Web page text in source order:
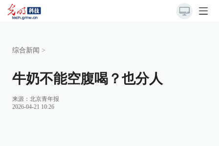
综合新闻 >
牛奶不能空腹喝？也分人
来源： 北京青年报
2026-04-21 10:26